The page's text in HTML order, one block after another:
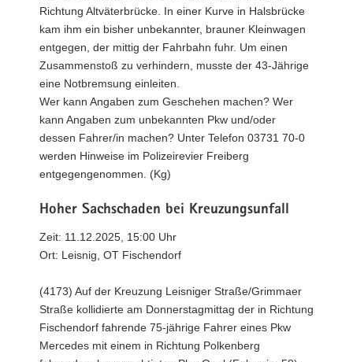
Richtung Altväterbrücke. In einer Kurve in Halsbrücke
kam ihm ein bisher unbekannter, brauner Kleinwagen
entgegen, der mittig der Fahrbahn fuhr. Um einen
Zusammenstoß zu verhindern, musste der 43-Jährige
eine Notbremsung einleiten.
Wer kann Angaben zum Geschehen machen? Wer
kann Angaben zum unbekannten Pkw und/oder
dessen Fahrer/in machen? Unter Telefon 03731 70-0
werden Hinweise im Polizeirevier Freiberg
entgegengenommen. (Kg)
Hoher Sachschaden bei Kreuzungsunfall
Zeit: 11.12.2025, 15:00 Uhr
Ort: Leisnig, OT Fischendorf
(4173) Auf der Kreuzung Leisniger Straße/Grimmaer
Straße kollidierte am Donnerstagmittag der in Richtung
Fischendorf fahrende 75-jährige Fahrer eines Pkw
Mercedes mit einem in Richtung Polkenberg